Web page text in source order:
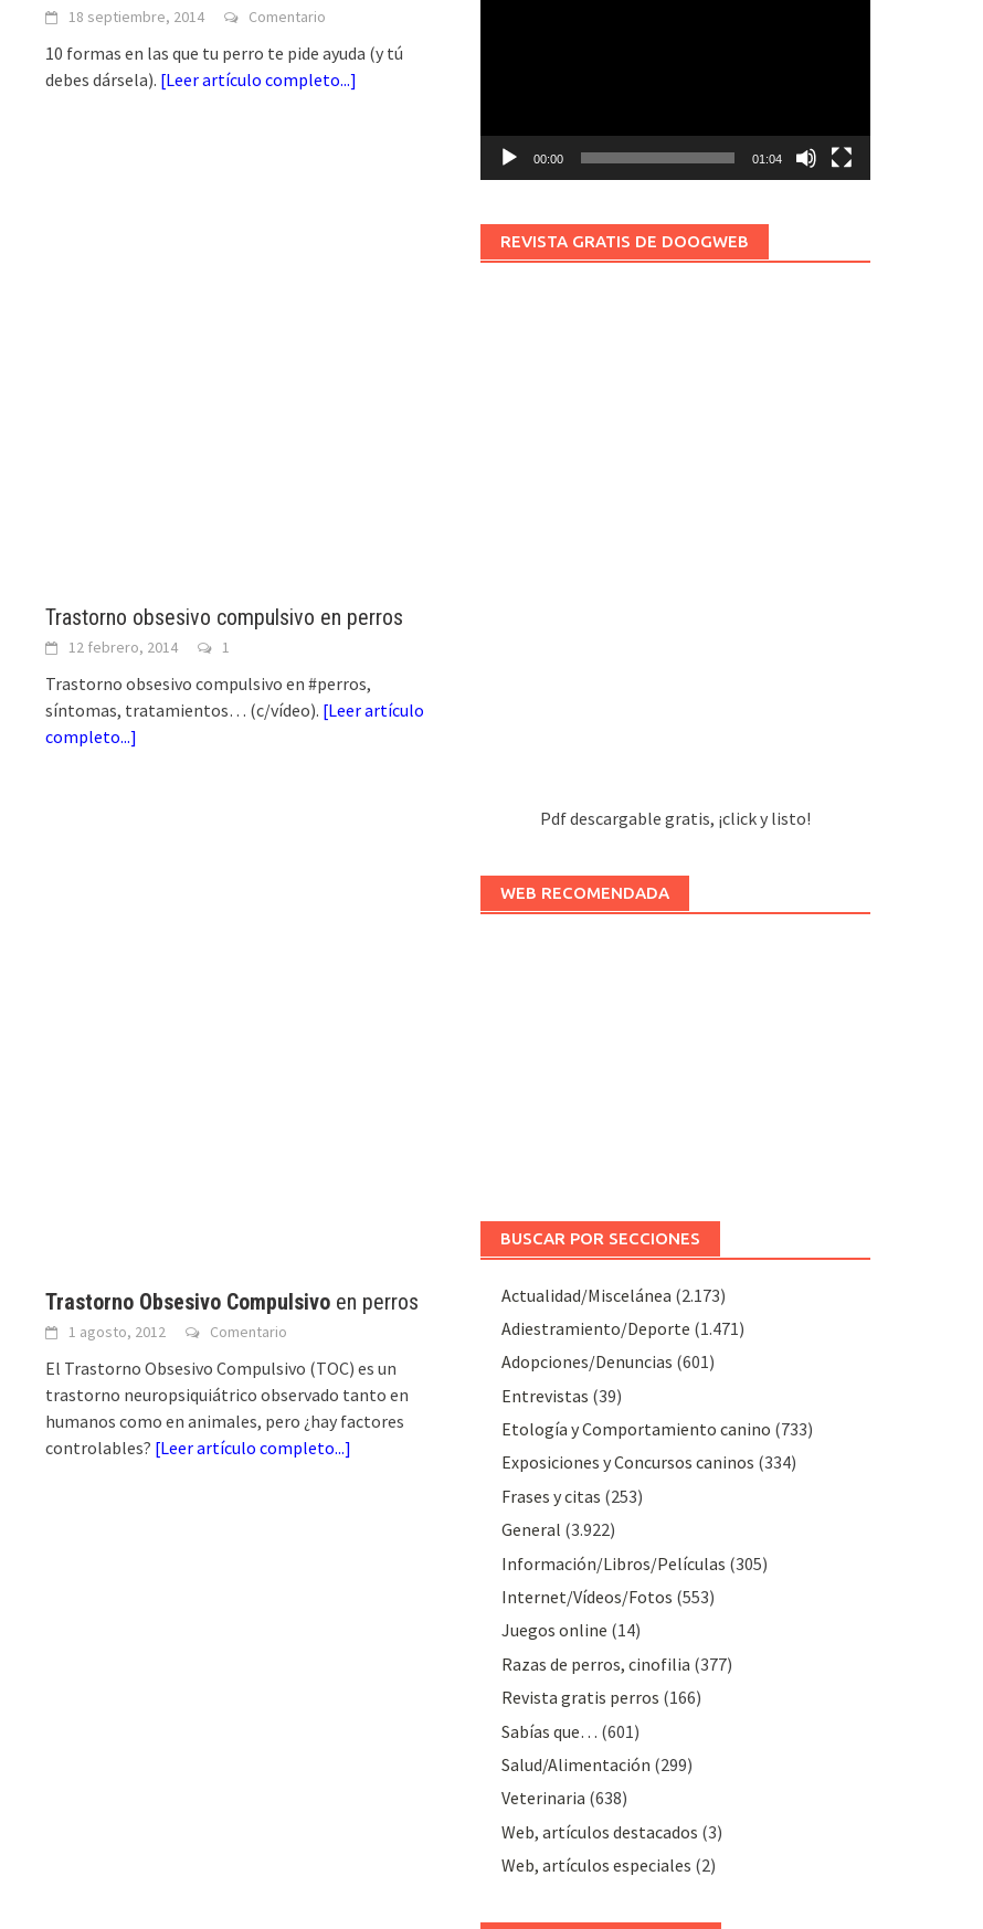
18 septiembre, 2014 Comentario
10 formas en las que tu perro te pide ayuda (y tú
debes dársela). [Leer artículo completo...]
Trastorno obsesivo compulsivo en perros
12 febrero, 2014 1
Trastorno obsesivo compulsivo en #perros,
síntomas, tratamientos… (c/vídeo). [Leer artículo
completo...]
Trastorno Obsesivo Compulsivo en perros
1 agosto, 2012 Comentario
El Trastorno Obsesivo Compulsivo (TOC) es un
trastorno neuropsiquiátrico observado tanto en
humanos como en animales, pero ¿hay factores
controlables? [Leer artículo completo...]
00:00 01:04
REVISTA GRATIS DE DOOGWEB
Pdf descargable gratis, ¡click y listo!
WEB RECOMENDADA
BUSCAR POR SECCIONES
Actualidad/Miscelánea (2.173)
Adiestramiento/Deporte (1.471)
Adopciones/Denuncias (601)
Entrevistas (39)
Etología y Comportamiento canino (733)
Exposiciones y Concursos caninos (334)
Frases y citas (253)
General (3.922)
Información/Libros/Películas (305)
Internet/Vídeos/Fotos (553)
Juegos online (14)
Razas de perros, cinofilia (377)
Revista gratis perros (166)
Sabías que… (601)
Salud/Alimentación (299)
Veterinaria (638)
Web, artículos destacados (3)
Web, artículos especiales (2)